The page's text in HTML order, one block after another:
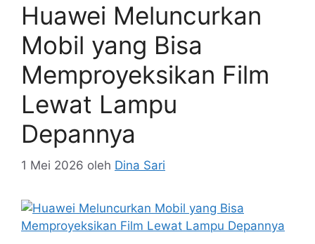
Huawei Meluncurkan
Mobil yang Bisa
Memproyeksikan Film
Lewat Lampu
Depannya
1 Mei 2026 oleh Dina Sari